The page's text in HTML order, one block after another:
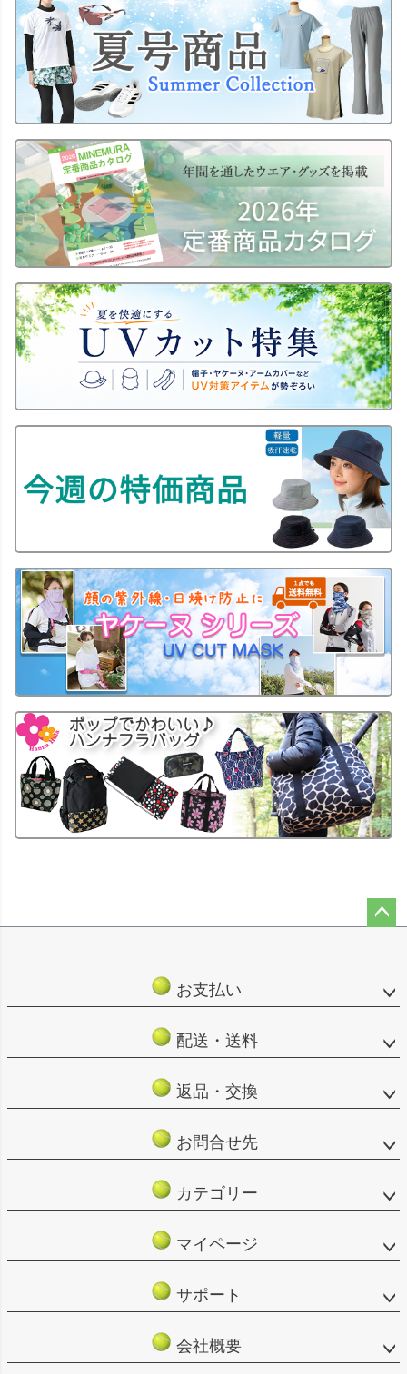
お支払い
配送・送料
返品・交換
お問合せ先
カテゴリー
マイページ
サポート
会社概要